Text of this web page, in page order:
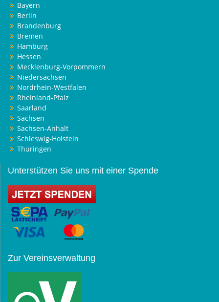
Bayern
Berlin
Brandenburg
Bremen
Hamburg
Hessen
Mecklenburg-Vorpommern
Niedersachsen
Nordrhein-Westfalen
Rheinland-Pfalz
Saarland
Sachsen
Sachsen-Anhalt
Schleswig-Holstein
Thüringen
Unterstützen Sie uns mit einer Spende
Zur Vereinsverwaltung